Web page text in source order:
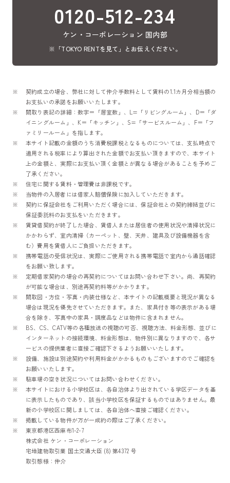
0120-512-234
ケン・コーポレーション 国内部
※「TOKYO RENTを見て」とお伝えください。
契約成立の場合、弊社に対して仲介手数料として賃料の1.1カ月分相当額の
お支払いの承諾をお願いいたします。
間取り表記の詳細：数字＝「居室数」、L=「リビングルーム」、D＝「ダ
イニングルーム」、K＝「キッチン」、S=「サービスルーム」、F＝「フ
ァミリールーム」を指します。
本サイト記載の金額のうち消費税課税となるものについては、支払時点で
適用される税率により算出された金額でお支払い頂きますので、本サイト
上の金額と、実際にお支払い頂く金額とが異なる場合があることを予めご
了承ください。
住宅に関する賃料・管理費は非課税です。
当物件の入居者には借家人賠償保険に加入していただきます。
契約に保証会社をご利用いただく場合には、保証会社との契約締結並びに
保証委託料のお支払をいただきます。
賃貸借契約が終了した場合、賃借人または居住者の使用状況や清掃状況に
かかわらず、室内清掃（カーペット、壁、天井、建具及び設備機器を含
む）費用を賃借人にご負担いただきます。
携帯電話の受信状況は、実際にご使用される携帯電話で室内から通話確認
をお願い致します。
定期借家契約の場合の再契約についてはお問い合わせ下さい。尚、再契約
が可能な場合は、別途再契約料等がかかります。
間取図・方位・写真・内装仕様など、本サイトの記載概要と現況が異なる
場合は現況を優先させていただきます。また、家具付き等の表示がある場
合を除き、写真中の家具・調度品などは物件に含まれません。
BS、CS、CATV等の各種放送の視聴の可否、視聴方法、料金形態、並びに
インターネットの接続環境、料金形態は、物件別に異なりますので、各サ
ービスの提供業者に直接ご確認下さるようお願いいたします。
設備、施設は別途契約や利用料金がかかるものもございますのでご確認を
お願いいたします。
駐車場の空き状況についてはお問い合わせください。
本サイトにおける小学校区は、各自治体より出されている学区データを基
に表示したものであり、該当小学校区を保証するものではありません。最
新の小学校区に関しましては、各自治体へ直接ご確認ください。
掲載している物件が万が一成約の際はご了承ください。
東京都港区西麻布1-2-7
株式会社 ケン・コーポレーション
宅地建物取引業 国土交通大臣 (8) 第4372 号
取引態様：仲介